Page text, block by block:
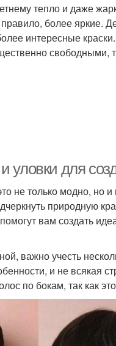
тепло и даже
более яркие.
интересные
свободными,
уловки для
не только модно, но и
природную
вам создать
важно учесть
и не всякая
по бокам, так как